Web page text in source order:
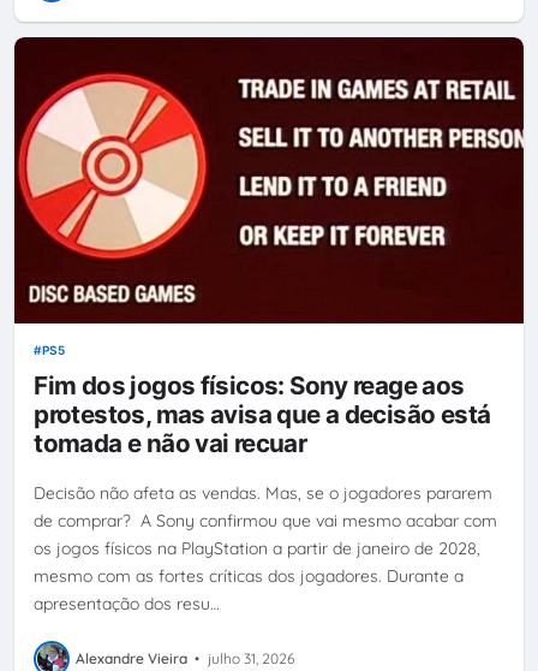
PS5
Fim dos jogos físicos: Sony reage aos
protestos, mas avisa que a decisão está
tomada e não vai recuar
Decisão não afeta as vendas. Mas, se o jogadores pararem
de comprar? A Sony confirmou que vai mesmo acabar com
os jogos físicos na PlayStation a partir de janeiro de 2028,
mesmo com as fortes críticas dos jogadores. Durante a
apresentação dos resu…
Alexandre Vieira • julho 31, 2026